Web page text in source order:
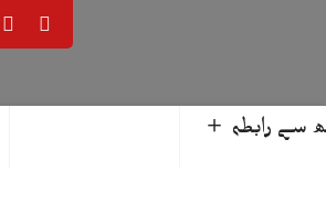
سے رابطہ ＋